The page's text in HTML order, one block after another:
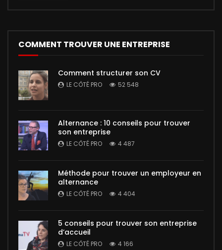
COMMENT TROUVER UNE ENTREPRISE
Comment structurer son CV
LE CÔTÉ PRO 52 548
Alternance : 10 conseils pour trouver
son entreprise
LE CÔTÉ PRO 4 487
Méthode pour trouver un employeur en
alternance
LE CÔTÉ PRO 4 404
5 conseils pour trouver son entreprise
d’accueil
LE CÔTÉ PRO 4 166